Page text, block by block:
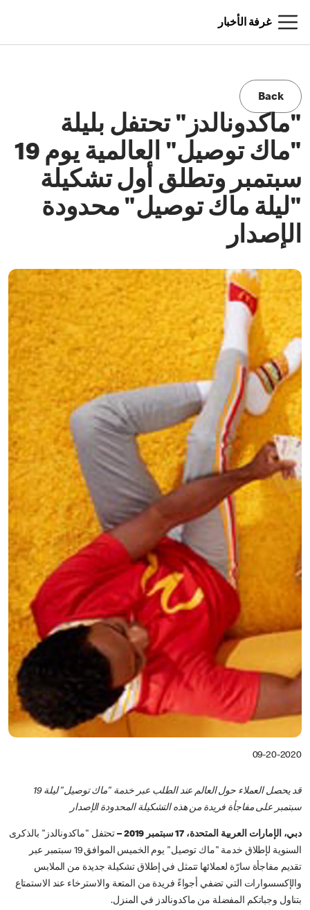
غرفة الأخبار
Back
"ماكدونالدز" تحتفل بليلة
"ماك توصيل" العالمية يوم 19
سبتمبر وتطلق أول تشكيلة
"ليلة ماك توصيل" محدودة
الإصدار
09-20-2020
قد يحصل العملاء حول العالم عند الطلب عبر خدمة "ماك توصيل" ليلة 19
سبتمبر على مفاجأة فريدة من هذه التشكيلة المحدودة الإصدار
دبي، الإمارات العربية المتحدة، 17 سبتمبر 2019 –
تحتفل "ماكدونالدز" بالذكرى
السنوية لإطلاق خدمة "ماك توصيل" يوم الخميس الموافق 19 سبتمبر عبر
تقديم مفاجأة سارّة لعملائها تتمثل في إطلاق تشكيلة جديدة من الملابس
والإكسسوارات التي تضفي أجواءً فريدة من المتعة والاسترخاء عند الاستمتاع
بتناول وجباتكم المفضلة من ماكدونالدز في المنزل.